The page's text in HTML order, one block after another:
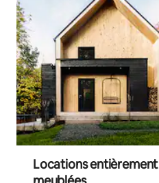
Locations entièrement